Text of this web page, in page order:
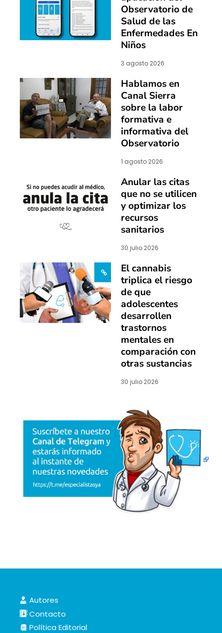
Observatorio de
Salud de las
Enfermedades En
Niños
3 agosto 2026
Hablamos en
Canal Sierra
sobre la labor
formativa e
informativa del
Observatorio
1 agosto 2026
Anular las citas
que no se utilicen
y optimizar los
recursos
sanitarios
30 julio 2026
El cannabis
triplica el riesgo
de que
adolescentes
desarrollen
trastornos
mentales en
comparación con
otras sustancias
30 julio 2026
Autores
Contacto
Política Editorial